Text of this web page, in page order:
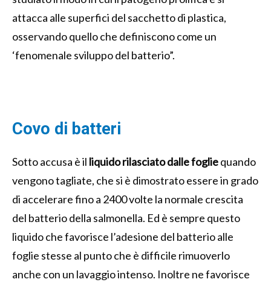
attacca alle superfici del sacchetto di plastica,
osservando quello che definiscono come un
‘fenomenale sviluppo del batterio”.
Covo di batteri
Sotto accusa è il liquido rilasciato dalle fogliequando
vengono tagliate, che si è dimostrato essere in grado
di accelerare fino a 2400 volte la normale crescita
del batterio della salmonella. Ed è sempre questo
liquido che favorisce l’adesione del batterio alle
foglie stesse al punto che è difficile rimuoverlo
anche con un lavaggio intenso. Inoltre ne favorisce